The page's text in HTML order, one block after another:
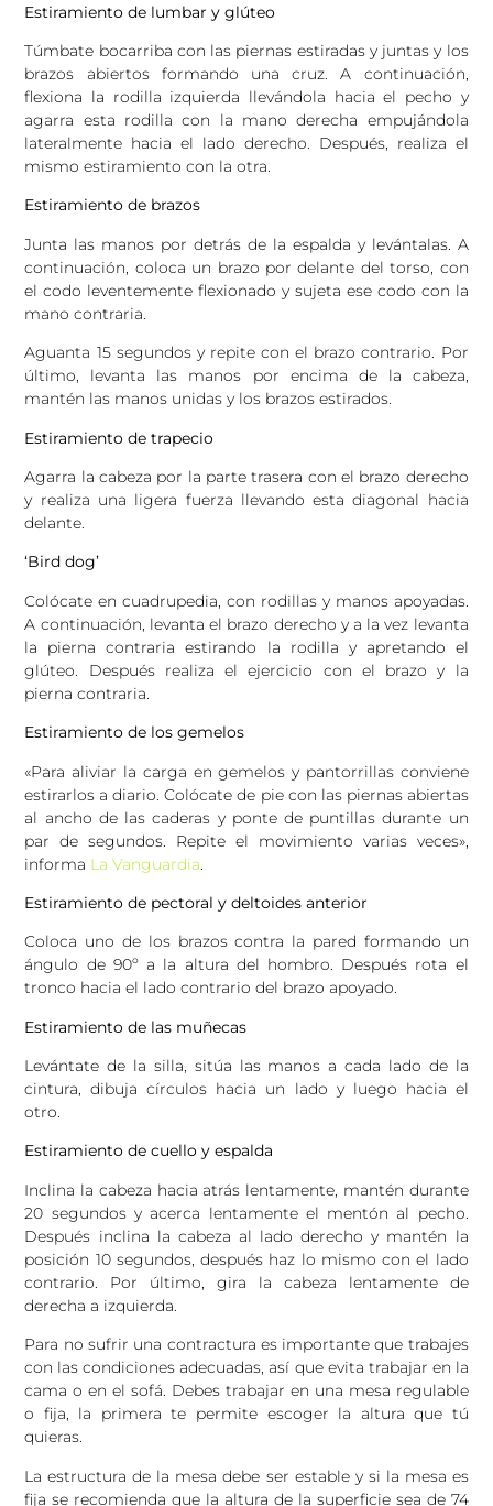
Estiramiento de lumbar y glúteo
Túmbate bocarriba con las piernas estiradas y juntas y los
brazos abiertos formando una cruz. A continuación,
flexiona la rodilla izquierda llevándola hacia el pecho y
agarra esta rodilla con la mano derecha empujándola
lateralmente hacia el lado derecho. Después, realiza el
mismo estiramiento con la otra.
Estiramiento de brazos
Junta las manos por detrás de la espalda y levántalas. A
continuación, coloca un brazo por delante del torso, con
el codo leventemente flexionado y sujeta ese codo con la
mano contraria.
Aguanta 15 segundos y repite con el brazo contrario. Por
último, levanta las manos por encima de la cabeza,
mantén las manos unidas y los brazos estirados.
Estiramiento de trapecio
Agarra la cabeza por la parte trasera con el brazo derecho
y realiza una ligera fuerza llevando esta diagonal hacia
delante.
‘Bird dog’
Colócate en cuadrupedia, con rodillas y manos apoyadas.
A continuación, levanta el brazo derecho y a la vez levanta
la pierna contraria estirando la rodilla y apretando el
glúteo. Después realiza el ejercicio con el brazo y la
pierna contraria.
Estiramiento de los gemelos
«Para aliviar la carga en gemelos y pantorrillas conviene
estirarlos a diario. Colócate de pie con las piernas abiertas
al ancho de las caderas y ponte de puntillas durante un
par de segundos. Repite el movimiento varias veces»,
informa La Vanguardia
Estiramiento de pectoral y deltoides anterior
Coloca uno de los brazos contra la pared formando un
ángulo de 90º a la altura del hombro. Después rota el
tronco hacia el lado contrario del brazo apoyado.
Estiramiento de las muñecas
Levántate de la silla, sitúa las manos a cada lado de la
cintura, dibuja círculos hacia un lado y luego hacia el
otro.
Estiramiento de cuello y espalda
Inclina la cabeza hacia atrás lentamente, mantén durante
20 segundos y acerca lentamente el mentón al pecho.
Después inclina la cabeza al lado derecho y mantén la
posición 10 segundos, después haz lo mismo con el lado
contrario. Por último, gira la cabeza lentamente de
derecha a izquierda.
Para no sufrir una contractura es importante que trabajes
con las condiciones adecuadas, así que evita trabajar en la
cama o en el sofá. Debes trabajar en una mesa regulable
o fija, la primera te permite escoger la altura que tú
quieras.
La estructura de la mesa debe ser estable y si la mesa es
fija se recomienda que la altura de la superficie sea de 74